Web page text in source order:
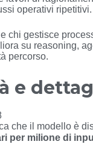
operativi ripetitivi.
chi gestisce
su reasoning,
percorso.
e
che il modello è
per milione di